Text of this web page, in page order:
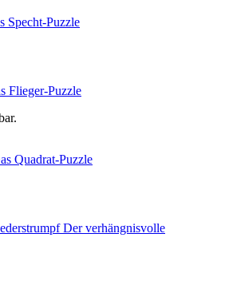
Specht-Puzzle
Flieger-Puzzle
Quadrat-Puzzle
Der verhängnisvolle